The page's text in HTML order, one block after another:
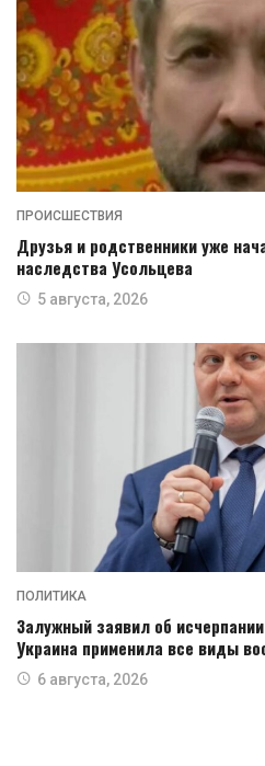
ПРОИСШЕСТВИЯ
Друзья и родственники уже
наследства Усольцева
5 августа, 2026
ПОЛИТИКА
Залужный заявил об
Украина применила все виды
6 августа, 2026